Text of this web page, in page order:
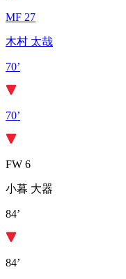
MF 27
木村 太哉
70’
70’
FW 6
小暮 大器
84’
84’